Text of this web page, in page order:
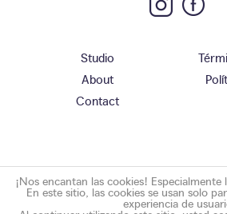
Studio
About
Contact
¡Nos encantan las cookies!
En este sitio, las cookies se usan solo
experiencia de